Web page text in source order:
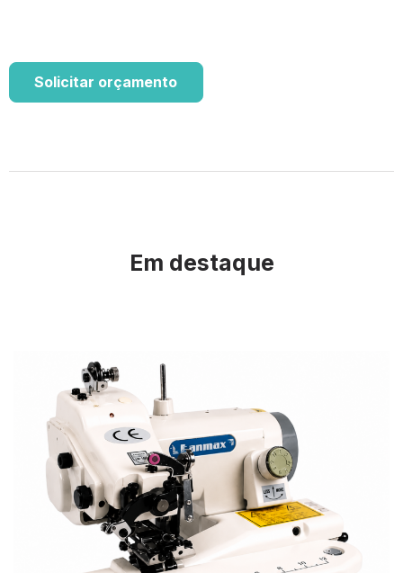
Solicitar orçamento
Em destaque